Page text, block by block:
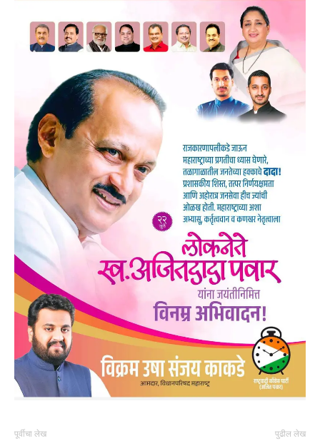
पूर्वीचा लेख पुढील लेख